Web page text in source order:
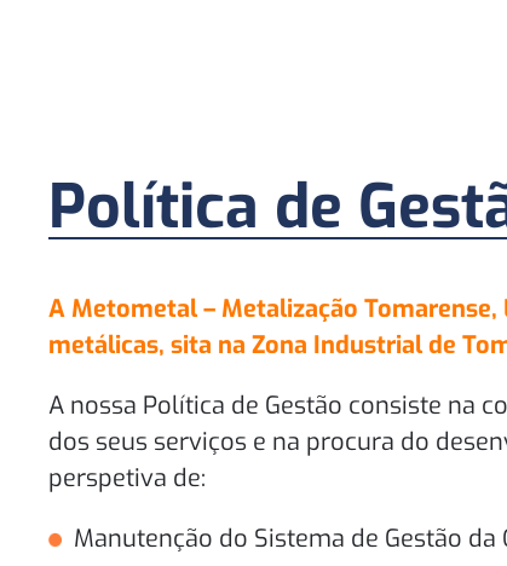
Política de
A Metometal – Metalização
metálicas, sita na Zona Industrial de
A nossa Política de Gestão consiste na
dos seus serviços e na procura do
perspetiva de:
Manutenção do Sistema de Gestão